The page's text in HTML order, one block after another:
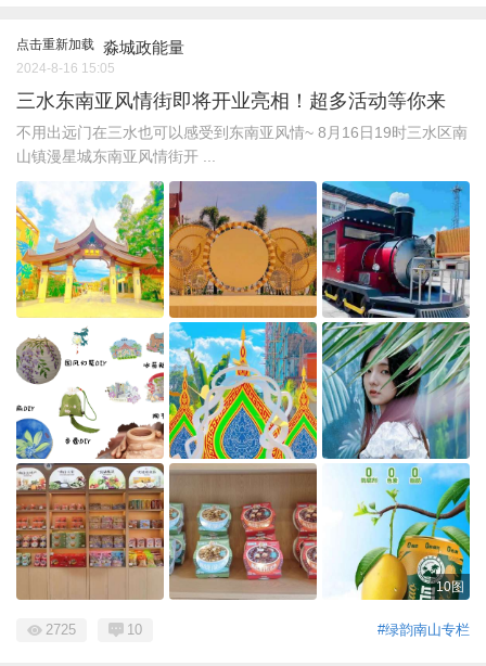
点击重新加载 淼城政能量
2024-8-16 15:05
三水东南亚风情街即将开业亮相！超多活动等你来
不用出远门在三水也可以感受到东南亚风情~ 8月16日19时三水区南
山镇漫星城东南亚风情街开 ...
10图
#绿韵南山专栏
2725 10